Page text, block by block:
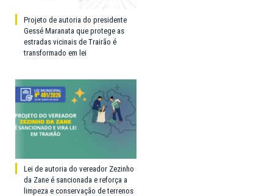
Projeto de autoria do presidente
Gessé Maranata que protege as
estradas vicinais de Trairão é
transformado em lei
Lei de autoria do vereador Zezinho
da Zane é sancionada e reforça a
limpeza e conservação de terrenos